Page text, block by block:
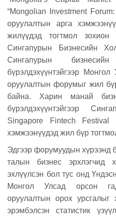
“Mongolian Investment
оруулалтын арга
жилүүдэд тогтмол
Сингапурын Бизнесийн
Сингапурын
бүрэлдэхүүнтэйгээр
оруулалтын форумыг жил
байна. Харин манай
бүрэлдэхүүнтэйгээр
Singapore Fintech Festival
хэмжээнүүдэд жил бүр
Эдгээр форумуудын хүрээнд
талын бизнес эрхлэгчид
эхлүүлсэн бол тус онд
Монгол Улсад орсон
оруулалтын орох урсгалыг
эрэмбэлсэн статистик